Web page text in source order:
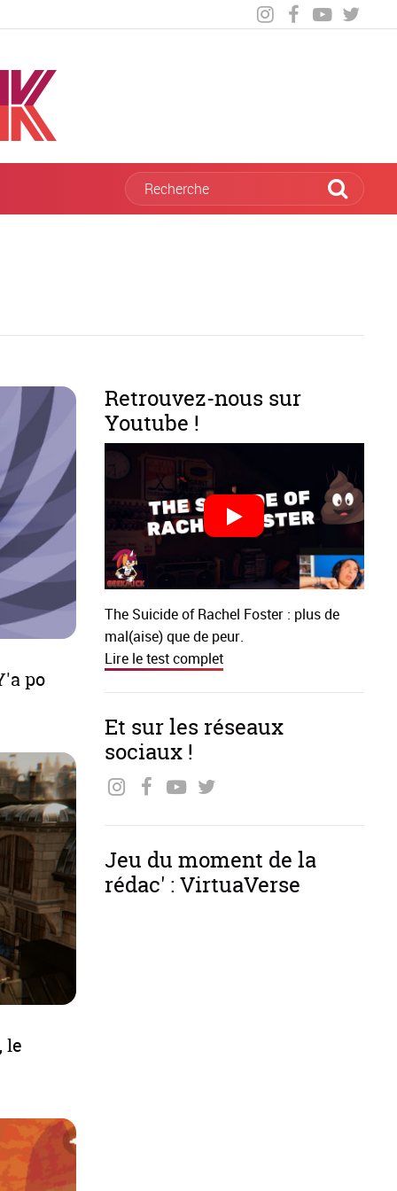
po
le
Retrouvez-nous sur
Youtube !
The Suicide of Rachel Foster : plus de
mal(aise) que de peur.
Lire le test complet
Et sur les réseaux
sociaux !
Jeu du moment de la
rédac' : VirtuaVerse